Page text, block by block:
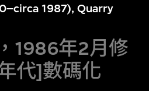
1987), Quarry
1986年2月修
代]數碼化